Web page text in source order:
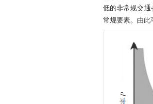
低的非常规交
常规要素。由此